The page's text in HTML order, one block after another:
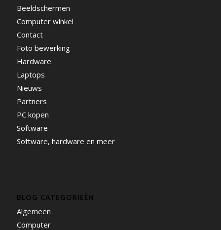
Beeldschermen
Computer winkel
Contact
Foto bewerking
Hardware
Laptops
Nieuws
Partners
PC kopen
Software
Software, hardware en meer
BLOG CATEGORIEËN
Algemeen
Computer